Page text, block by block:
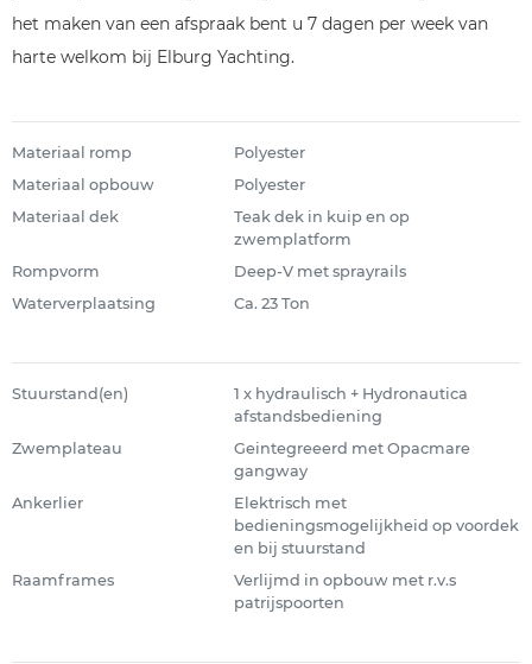
het maken van een afspraak bent u 7 dagen per week van
harte welkom bij Elburg Yachting.
Materiaal romp
Polyester
Materiaal opbouw
Polyester
Materiaal dek
Teak dek in kuip en op
zwemplatform
Rompvorm
Deep-V met sprayrails
Waterverplaatsing
Ca. 23 Ton
Stuurstand(en)
1 x hydraulisch + Hydronautica
afstandsbediening
Zwemplateau
Geintegreeerd met Opacmare
gangway
Ankerlier
Elektrisch met
bedieningsmogelijkheid op voordek
en bij stuurstand
Raamframes
Verlijmd in opbouw met r.v.s
patrijspoorten